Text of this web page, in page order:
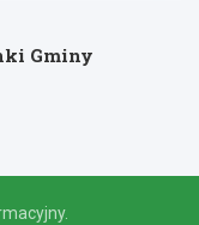
Gminy